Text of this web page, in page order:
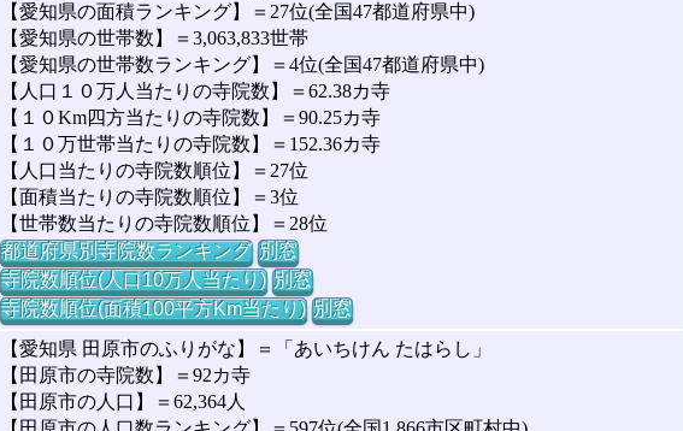
【愛知県の面積ランキング】＝27位(全国47都道府県中)
【愛知県の世帯数】＝3,063,833世帯
【愛知県の世帯数ランキング】＝4位(全国47都道府県中)
【人口１０万人当たりの寺院数】＝62.38カ寺
【１０Km四方当たりの寺院数】＝90.25カ寺
【１０万世帯当たりの寺院数】＝152.36カ寺
【人口当たりの寺院数順位】＝27位
【面積当たりの寺院数順位】＝3位
【世帯数当たりの寺院数順位】＝28位
都道府県別寺院数ランキング 別窓
寺院数順位(人口10万人当たり) 別窓
寺院数順位(面積100平方Km当たり) 別窓
【愛知県 田原市のふりがな】＝「あいちけん たはらし」
【田原市の寺院数】＝92カ寺
【田原市の人口】＝62,364人